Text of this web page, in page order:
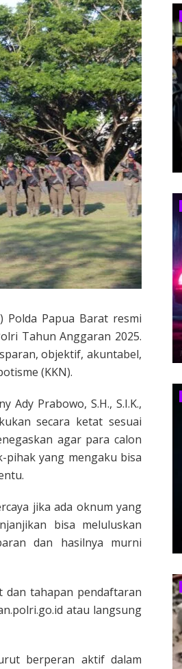
Polda Papua Barat resmi
Tahun Anggaran 2025.
objektif, akuntabel,
(KKN).
Ady Prabowo, S.H., S.I.K.,
secara ketat sesuai
agar para calon
pihak yang mengaku bisa
jika ada oknum yang
bisa meluluskan
dan hasilnya murni
dan tahapan pendaftaran
atau langsung
berperan aktif dalam